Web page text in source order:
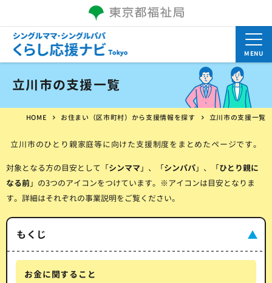
MENU
立川市の支援一覧
HOME お住まい（区市町村）から支援情報を探す 立川市の支援一覧
立川市のひとり親家庭等に向けた支援制度をまとめたページです。
対象となる方の目安として「シンママ 」、「シンパパ」、「ひとり親に
なる前」の3つのアイコンをつけています。※アイコンは目安となりま
す。詳細はそれぞれの事業説明をご覧ください。
もくじ
お金に関すること